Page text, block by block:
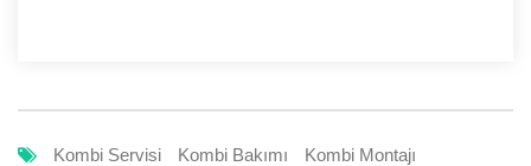
Kombi Servisi Kombi Bakımı
Kombi Montajı